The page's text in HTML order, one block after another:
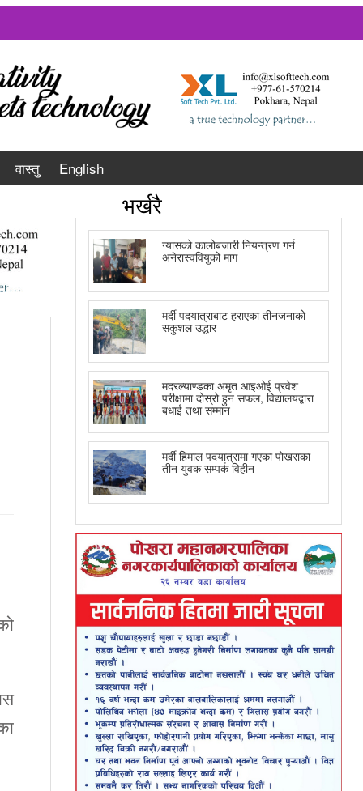
वास्तु English
भर्खरै
ग्यासको कालोबजारी नियन्त्रण गर्न
अनेरास्ववियुको माग
मर्दी पदयात्राबाट हराएका तीनजनाको
सकुशल उद्धार
मदरल्याण्डका अमृत आइओई प्रवेश
परीक्षामा दोस्रो हुन सफल, विद्यालयद्वारा
बधाई तथा सम्मान
मर्दी हिमाल पदयात्रामा गएका पोखराका
तीन युवक सम्पर्क विहीन